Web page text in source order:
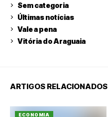
Sem categoria
Últimas notícias
Vale a pena
Vitória do Araguaia
ARTIGOS RELACIONADOS
ECONOMIA